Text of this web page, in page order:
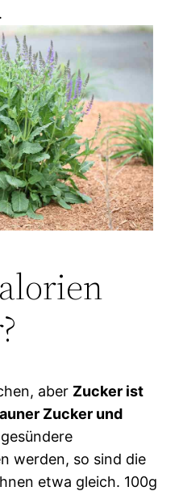
aber Zucker ist
Zucker und
werden, so sind die
etwa gleich. 100g